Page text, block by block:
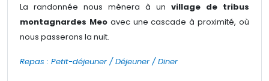
La randonnée nous mènera à un village de tribus
montagnardes Meoavec une cascade à proximité, où
nous passerons la nuit.
Repas : Petit-déjeuner / Déjeuner / Diner